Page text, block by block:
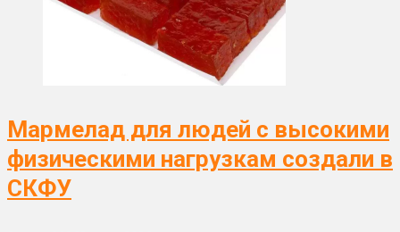
Мармелад для людей с высокими
физическими нагрузкам создали в
СКФУ